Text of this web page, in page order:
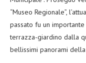
“Museo Regionale”,
passato fu un
terrazza-giardino dalla
bellissimi panorami